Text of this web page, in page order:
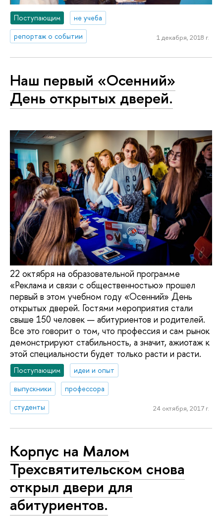
Поступающим
не учеба
репортаж о событии
1 декабря, 2018 г.
Наш первый «Осенний»
День открытых дверей.
22 октября на образовательной программе
«Реклама и связи с общественностью» прошел
первый в этом учебном году «Осенний» День
открытых дверей. Гостями мероприятия стали
свыше 150 человек — абитуриентов и родителей.
Все это говорит о том, что профессия и сам рынок
демонстрируют стабильность, а значит, ажиотаж к
этой специальности будет только расти и расти.
Поступающим
идеи и опыт
выпускники
профессора
студенты
24 октября, 2017 г.
Корпус на Малом
Трехсвятительском снова
открыл двери для
абитуриентов.